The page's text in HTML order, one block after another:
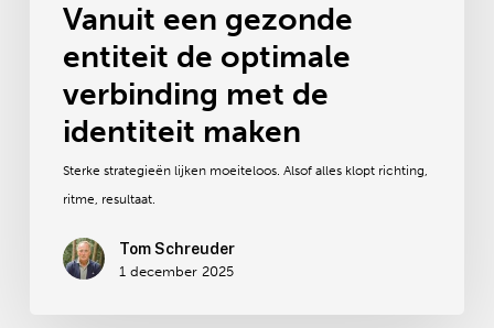
Vanuit een gezonde
entiteit de optimale
verbinding met de
identiteit maken
Sterke strategieën lijken moeiteloos. Alsof alles klopt richting,
ritme, resultaat.
Tom Schreuder
1 december 2025